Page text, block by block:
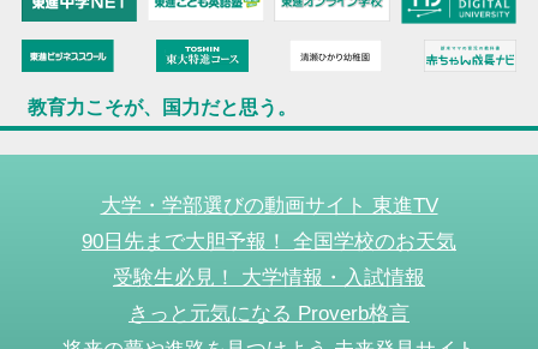
教育力こそが、国力だと思う。
大学・学部選びの動画サイト 東進TV
90日先まで大胆予報！ 全国学校のお天気
受験生必見！ 大学情報・入試情報
きっと元気になる Proverb格言